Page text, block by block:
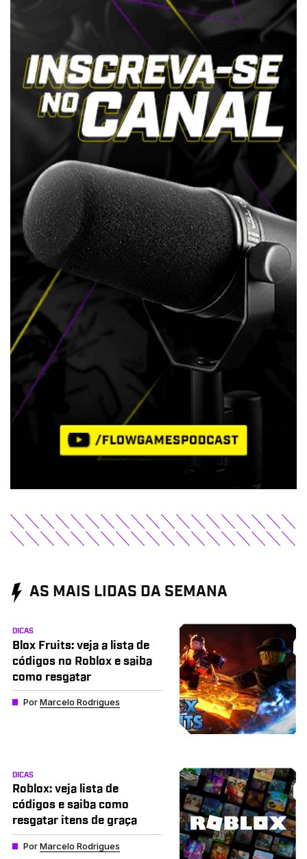
AS MAIS LIDAS DA SEMANA
DICAS
Blox Fruits: veja a lista de
códigos no Roblox e saiba
como resgatar
PorMarcelo Rodrigues
DICAS
Roblox: veja lista de
códigos e saiba como
resgatar itens de graça
PorMarcelo Rodrigues